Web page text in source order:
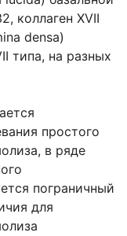
коллаген XVII
densa)
типа, на разных
простого
в ряде
пограничный
для